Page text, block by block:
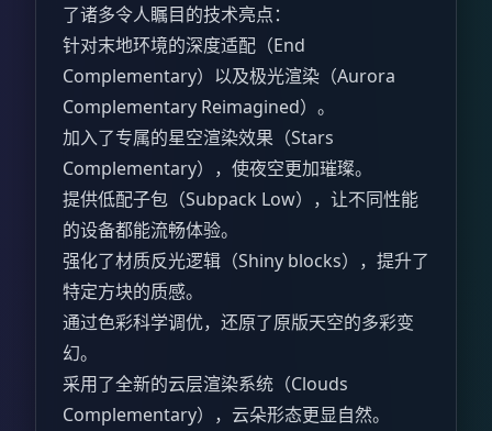
了诸多令人瞩目的技术亮点：
针对末地环境的深度适配（End
Complementary）以及极光渲染（Aurora
Complementary Reimagined）。
加入了专属的星空渲染效果（Stars
Complementary），使夜空更加璀璨。
提供低配子包（Subpack Low），让不同性能
的设备都能流畅体验。
强化了材质反光逻辑（Shiny blocks），提升了
特定方块的质感。
通过色彩科学调优，还原了原版天空的多彩变
幻。
采用了全新的云层渲染系统（Clouds
Complementary），云朵形态更显自然。